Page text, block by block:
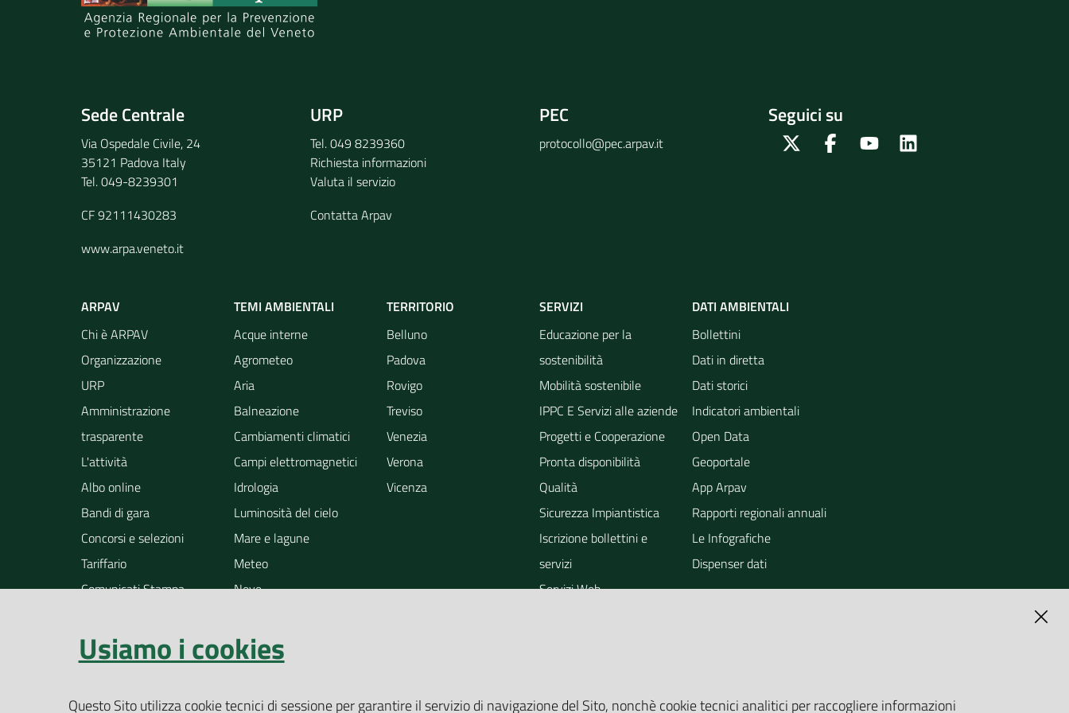
Sede Centrale
Via Ospedale Civile, 24
35121 Padova Italy
Tel. 049-8239301
CF 92111430283
www.arpa.veneto.it
URP
Tel. 049 8239360
Richiesta informazioni
Valuta il servizio
Contatta Arpav
PEC
protocollo@pec.arpav.it
Seguici su
Twitter FacebookYoutube
ARPAV
Chi è ARPAV
Organizzazione
URP
Amministrazione
trasparente
L'attività
Albo online
Bandi di gara
Concorsi e selezioni
Tariffario
Comunicati Stampa
TEMI AMBIENTALI
Acque interne
Agrometeo
Aria
Balneazione
Cambiamenti climatici
Campi elettromagnetici
Idrologia
Luminosità del cielo
Mare e lagune
Meteo
Neve
Pollini
Radioattività
TERRITORIO
Belluno
Padova
Rovigo
Treviso
Venezia
Verona
Vicenza
SERVIZI
Educazione per la
sostenibilità
Mobilità sostenibile
IPPC E Servizi alle aziende
Progetti e Cooperazione
Pronta disponibilità
Qualità
Sicurezza Impiantistica
Iscrizione bollettini e
servizi
Servizi Web
DATI AMBIENTALI
Bollettini
Dati in diretta
Dati storici
Indicatori ambientali
Open Data
Geoportale
App Arpav
Rapporti regionali annuali
Le Infografiche
Dispenser dati
Usiamo i cookies
Questo Sito utilizza cookie tecnici di sessione per garantire il servizio di navigazione del Sito, nonchè cookie tecnici analitici per raccogliere informazioni